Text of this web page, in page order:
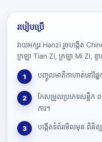
របៀបប្រើ
វាយអក្សរ Hanzi រួចបង្កើត
ក្រឡា Tian Zi, ក្រឡា Mi Zi, ខ្
1 បញ្ចូលមាតិកាហាត់នៅផ្នែ
2
កែសម្រួលប្រភេទសន្លឹក ព
ការ។
3 បង្កើតទំព័រមើលមុន ពិនិត្